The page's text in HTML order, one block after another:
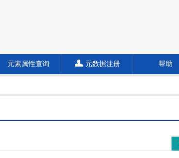
元素属性查询 元数据注册 帮助